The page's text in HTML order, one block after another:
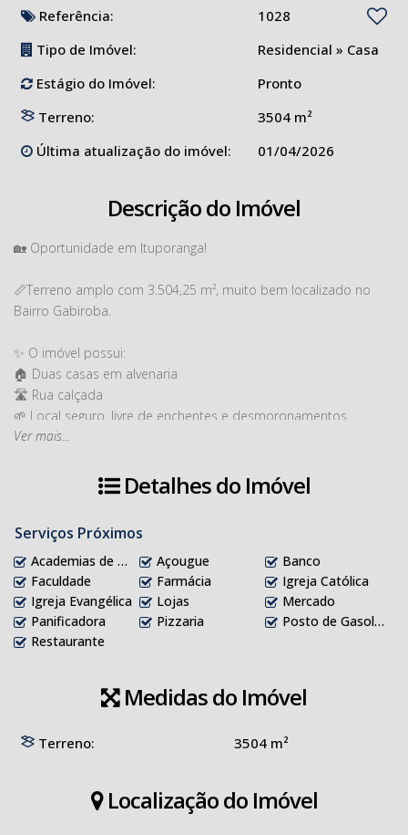
Referência:
1028
Tipo de Imóvel:
Residencial » Casa
Estágio do Imóvel:
Pronto
Terreno:
3504 m²
Última atualização do imóvel:
01/04/2026
Descrição do Imóvel
🏡 Oportunidade em Ituporanga!
📏Terreno amplo com 3.504,25 m², muito bem localizado no
Bairro Gabiroba.
✨ O imóvel possui:
🏠 Duas casas em alvenaria
🛣️ Rua calçada
🌱 Local seguro, livre de enchentes e desmoronamentos
😀Um espaço ideal para morar, investir ou construir!
📞 Entre em contato com um dos corretores da Imobiliária
Solução e agende uma visita.
Ver mais...
Detalhes do Imóvel
Serviços Próximos
Academias de ginástica Açougue
Banco
Faculdade
Farmácia
Igreja Católica
Igreja Evangélica
Lojas
Mercado
Panificadora
Pizzaria
Posto de Gasolina
Restaurante
Medidas do Imóvel
Terreno: 3504 m²
Localização do Imóvel